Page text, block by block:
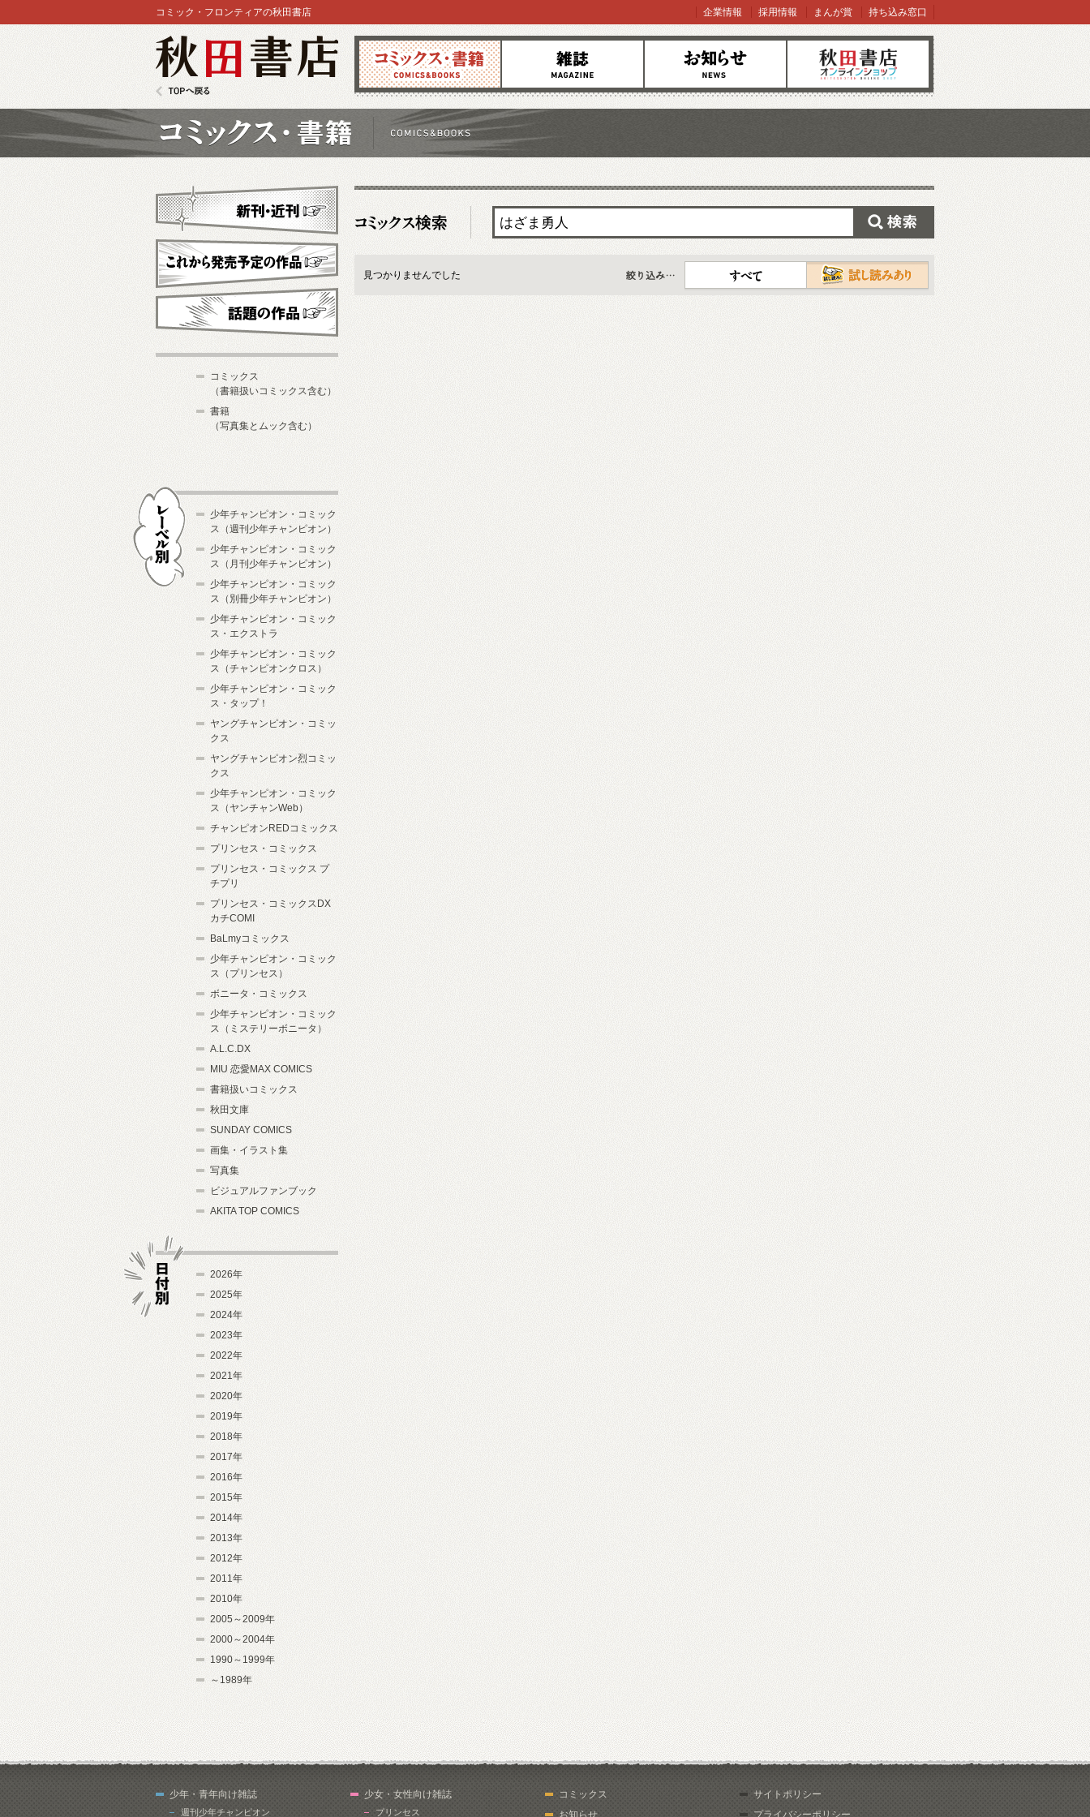
コミックス 雑誌 お知らせ オンラインショップ
コミック・フロンティアの秋田書店 企業情報 採用情報 まんが賞 持ち込み窓口
見つかりませんでした
すべて
新刊・近刊
これから発売予定
コミックス
（書籍扱いコミックス含む）
書籍
（写真集とムック含む）
少年チャンピオン・コミック
ス（週刊少年チャンピオン）
少年チャンピオン・コミック
ス（月刊少年チャンピオン）
少年チャンピオン・コミック
ス（別冊少年チャンピオン）
少年チャンピオン・コミック
ス・エクストラ
少年チャンピオン・コミック
ス（チャンピオンクロス）
少年チャンピオン・コミック
ス・タップ！
ヤングチャンピオン・コミッ
クス
ヤングチャンピオン烈コミッ
クス
少年チャンピオン・コミック
ス（ヤンチャンWeb）
チャンピオンREDコミックス
プリンセス・コミックス
プリンセス・コミックス プ
チプリ
プリンセス・コミックスDX
カチCOMI
BaLmyコミックス
少年チャンピオン・コミック
ス（プリンセス）
ボニータ・コミックス
少年チャンピオン・コミック
ス（ミステリーボニータ）
A.L.C.DX
MIU 恋愛MAX COMICS
書籍扱いコミックス
秋田文庫
SUNDAY COMICS
画集・イラスト集
写真集
ビジュアルファンブック
AKITA TOP COMICS
2026年
2025年
2024年
2023年
2022年
2021年
2020年
2019年
2018年
2017年
2016年
2015年
2014年
2013年
2012年
2011年
2010年
2005～2009年
2000～2004年
1990～1999年
～1989年
少年・青年向け雑誌
週刊少年チャンピオン
少女・女性向け雑誌
プリンセス
コミックス
お知らせ
サイトポリシー
プライバシーポリシー